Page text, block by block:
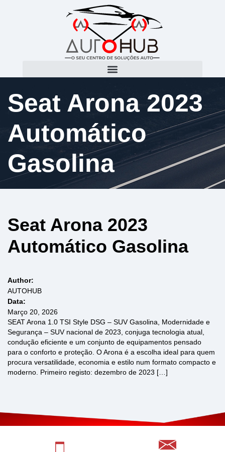
Seat Arona 2023
Automático
Gasolina
Seat Arona 2023
Automático Gasolina
Author:
AUTOHUB
Data:
Março 20, 2026
SEAT Arona 1.0 TSI Style DSG – SUV Gasolina, Modernidade e
Segurança – SUV nacional de 2023, conjuga tecnologia atual,
condução eficiente e um conjunto de equipamentos pensado
para o conforto e proteção. O Arona é a escolha ideal para quem
procura versatilidade, economia e estilo num formato compacto e
moderno. Primeiro registo: dezembro de 2023 […]